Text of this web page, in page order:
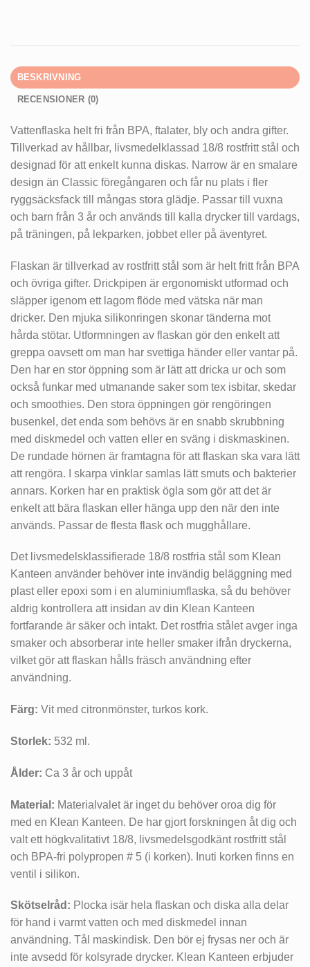
BESKRIVNING
RECENSIONER (0)
Vattenflaska helt fri från BPA, ftalater, bly och andra gifter.
Tillverkad av hållbar, livsmedelklassad 18/8 rostfritt stål och
designad för att enkelt kunna diskas. Narrow är en smalare
design än Classic föregångaren och får nu plats i fler
ryggsäcksfack till mångas stora glädje. Passar till vuxna
och barn från 3 år och används till kalla drycker till vardags,
på träningen, på lekparken, jobbet eller på äventyret.
Flaskan är tillverkad av rostfritt stål som är helt fritt från BPA
och övriga gifter. Drickpipen är ergonomiskt utformad och
släpper igenom ett lagom flöde med vätska när man
dricker. Den mjuka silikonringen skonar tänderna mot
hårda stötar. Utformningen av flaskan gör den enkelt att
greppa oavsett om man har svettiga händer eller vantar på.
Den har en stor öppning som är lätt att dricka ur och som
också funkar med utmanande saker som tex isbitar, skedar
och smoothies. Den stora öppningen gör rengöringen
busenkel, det enda som behövs är en snabb skrubbning
med diskmedel och vatten eller en sväng i diskmaskinen.
De rundade hörnen är framtagna för att flaskan ska vara lätt
att rengöra. I skarpa vinklar samlas lätt smuts och bakterier
annars. Korken har en praktisk ögla som gör att det är
enkelt att bära flaskan eller hänga upp den när den inte
används. Passar de flesta flask och mugghållare.
Det livsmedelsklassifierade 18/8 rostfria stål som Klean
Kanteen använder behöver inte invändig beläggning med
plast eller epoxi som i en aluminiumflaska, så du behöver
aldrig kontrollera att insidan av din Klean Kanteen
fortfarande är säker och intakt. Det rostfria stålet avger inga
smaker och absorberar inte heller smaker ifrån dryckerna,
vilket gör att flaskan hålls fräsch användning efter
användning.
Färg: Vit med citronmönster, turkos kork.
Storlek: 532 ml.
Ålder: Ca 3 år och uppåt
Material: Materialvalet är inget du behöver oroa dig för
med en Klean Kanteen. De har gjort forskningen åt dig och
valt ett högkvalitativt 18/8, livsmedelsgodkänt rostfritt stål
och BPA-fri polypropen # 5 (i korken). Inuti korken finns en
ventil i silikon.
Skötselråd: Plocka isär hela flaskan och diska alla delar
för hand i varmt vatten och med diskmedel innan
användning. Tål maskindisk. Den bör ej frysas ner och är
inte avsedd för kolsyrade drycker. Klean Kanteen erbjuder